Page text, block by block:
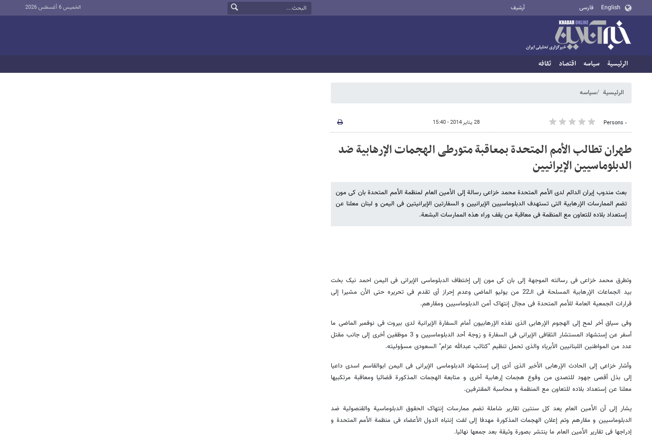
English فارسی أرشيف الخميس 6 أغسطس 2026
الرئيسية سیاسه اقتصاد ثقافه
الرئيسية سیاسه
٠ Persons 28 يناير 2014 - 15:40
طهران تطالب الأمم المتحدة بمعاقبة متورطی الهجمات الإرهابیة ضد
الدبلوماسیین الإیرانیین
بعث مندوب إیران الدائم لدی الأمم المتحدة محمد خزاعی رسالة إلی الأمین العام لمنظمة الأمم المتحدة بان کی مون
تضم الممارسات الإرهابیة التی تستهدف الدبلوماسیین الإیرانیین و السفارتین الإیرانیتین فی الیمن و لبنان معلنا عن
إستعداد بلاده للتعاون مع المنظمة فی معاقبة من یقف وراء هذه الممارسات البشعة.
وتطرق محمد خزاعی فی رسالته الموجهة إلی بان کی مون إلی إختطاف الدبلوماسی الإیرانی فی الیمن احمد نیک بخت
بید الجماعات الإرهابیة المسلحة فی الـ22 من یولیو الماضی وعدم إحراز أی تقدم فی تحریره حتی الأن مشیرا إلی
قرارات الجمعیة العامة للأمم المتحدة فی مجال إنتهاک أمن الدبلوماسیین ومقارهم.
وفی سیاق أخر لمح إلی الهجوم الإرهابی الذی نفذه الإرهابیون أمام السفارة الإیرانیة لدی بیروت فی نوفمبر الماضی ما
أسفر عن إستشهاد المستشار الثقافی الإیرانی فی السفارة و زوجة أحد الدبلوماسیین و 3 موظفین أخری إلی جانب مقتل
عدد من المواطنین اللبنانیین الأبریاء والذی تحمل تنظیم "کتائب عبدالله عزام" السعودی مسؤولیته.
وأشار خزاعی إلی الحادث الإرهابی الأخیر الذی أدی إلی إستشهاد الدبلوماسی الإیرانی فی الیمن ابوالقاسم اسدی داعیا
إلی بذل أقصی جهود للتصدی من وقوع هجمات إرهابیة أخری و متابعة الهجمات المذکورة قضائیا ومعاقبة مرتکبیها
معلنا عن إستعداد بلاده للتعاون مع المنظمة و محاسبة المقترفین.
یشار إلی أن الأمین العام یعد کل سنتین تقاریر شاملة تضم ممارسات إنتهاک الحقوق الدبلوماسیة والقنصولیة ضد
الدبلوماسیین و مقارهم وتم إعلان الهجمات المذکورة مهدفا إلی لفت إنتباه الدول الأعضاء فی منظمة الأمم المتحدة و
إدراجها فی تقاریر الأمین العام ما ینتشر بصورة وثیقة بعد جمعها نهائیا.